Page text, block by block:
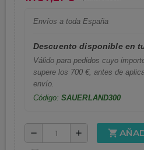
Envíos a toda España
Descuento disponible en
Válido para pedidos cuyo
supere los 700 €, antes de
envío.
Código: SAUERLAND300
remove add shopping_cart